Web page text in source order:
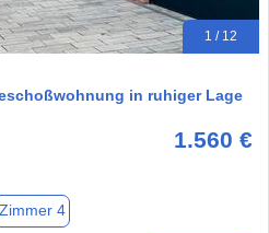
1 / 12
in ruhiger Lage
1.560 €
Zimmer 4